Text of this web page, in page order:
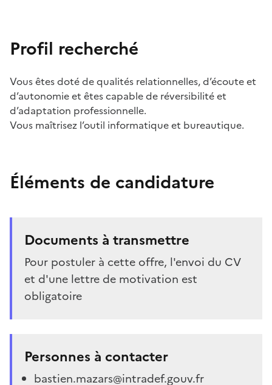
Profil recherché
Vous êtes doté de qualités relationnelles, d’écoute et
d’autonomie et êtes capable de réversibilité et
d’adaptation professionnelle.
Vous maîtrisez l’outil informatique et bureautique.
Éléments de candidature
Documents à transmettre
Pour postuler à cette offre, l'envoi du CV
et d'une lettre de motivation est
obligatoire
Personnes à contacter
bastien.mazars@intradef.gouv.fr